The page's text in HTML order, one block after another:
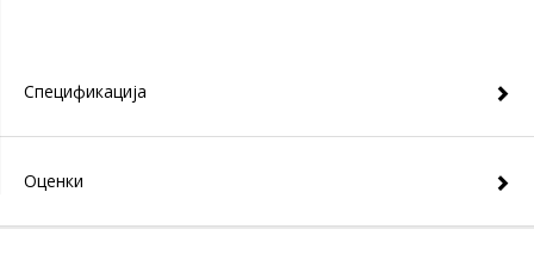
Спецификација
Оценки